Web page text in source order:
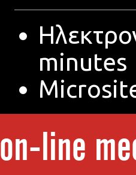
minutes
on-line